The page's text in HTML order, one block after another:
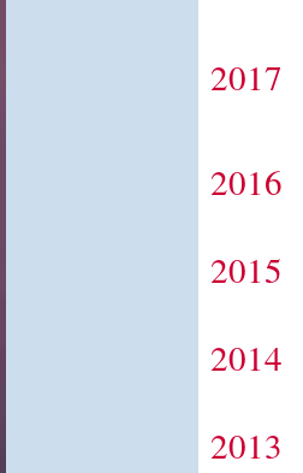
2017
2016
2015
2014
2013